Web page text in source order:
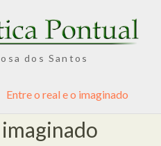
dos Santos
Entre o real e o imaginado